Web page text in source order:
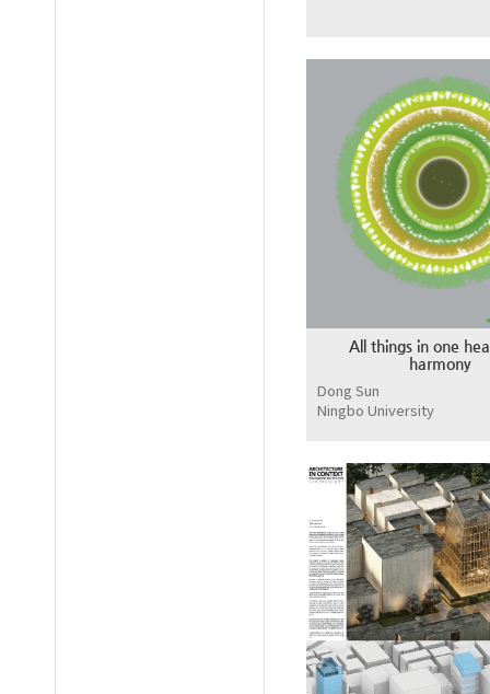
All things in one
harmony
Dong Sun
Ningbo University